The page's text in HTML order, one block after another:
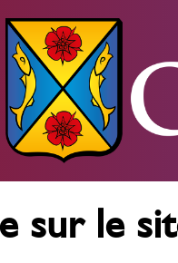
sur le